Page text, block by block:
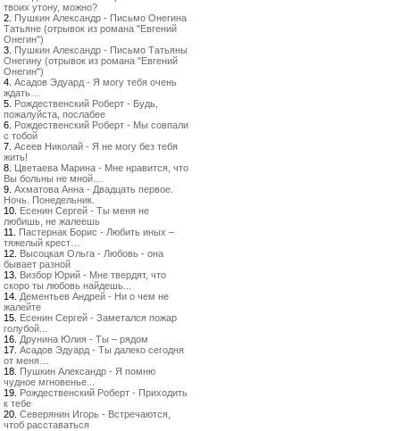
твоих утону, можно?
2. Пушкин Александр - Письмо Онегина
Татьяне (отрывок из романа "Евгений
Онегин")
3. Пушкин Александр - Письмо Татьяны
Онегину (отрывок из романа "Евгений
Онегин")
4. Асадов Эдуард - Я могу тебя очень
ждать…
5. Рождественский Роберт - Будь,
пожалуйста, послабее
6. Рождественский Роберт - Мы совпали
с тобой
7. Асеев Николай - Я не могу без тебя
жить!
8. Цветаева Марина - Мне нравится, что
Вы больны не мной…
9. Ахматова Анна - Двадцать первое.
Ночь. Понедельник.
10. Есенин Сергей - Ты меня не
любишь, не жалеешь
11. Пастернак Борис - Любить иных –
тяжелый крест…
12. Высоцкая Ольга - Любовь - она
бывает разной
13. Визбор Юрий - Мне твердят, что
скоро ты любовь найдешь...
14. Дементьев Андрей - Ни о чем не
жалейте
15. Есенин Сергей - Заметался пожар
голубой...
16. Друнина Юлия - Ты – рядом
17. Асадов Эдуард - Ты далеко сегодня
от меня…
18. Пушкин Александр - Я помню
чудное мгновенье...
19. Рождественский Роберт - Приходить
к тебе
20. Северянин Игорь - Встречаются,
чтоб расставаться